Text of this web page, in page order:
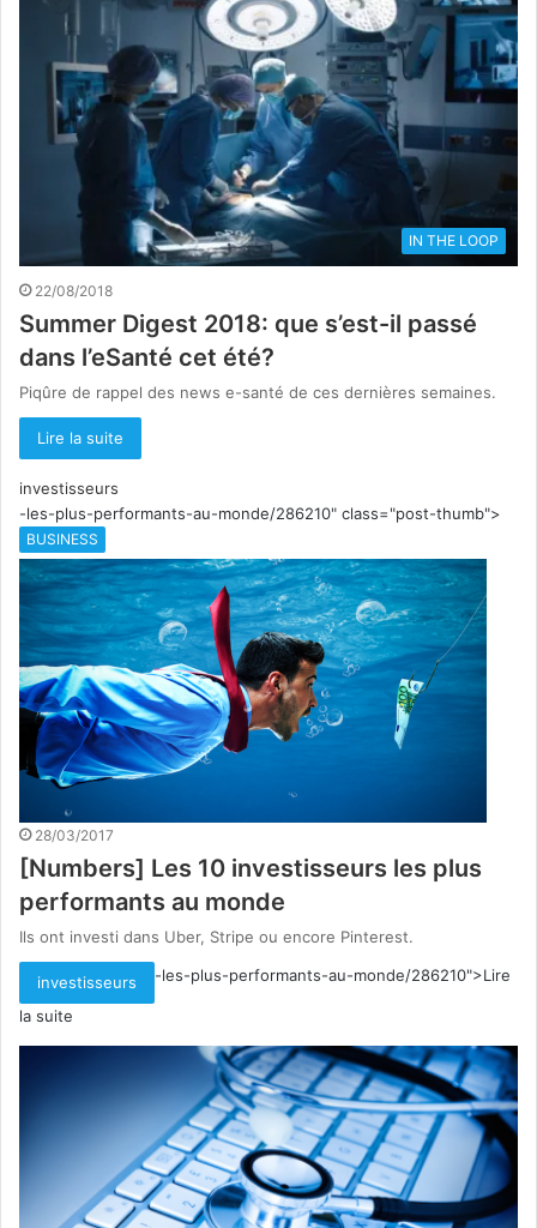
IN THE LOOP
22/08/2018
Summer Digest 2018: que s’est-il passé
dans l’eSanté cet été?
Piqûre de rappel des news e-santé de ces dernières semaines.
Lire la suite
investisseurs
-les-plus-performants-au-monde/286210" class="post-thumb">
BUSINESS
28/03/2017
[Numbers] Les 10 investisseurs les plus
performants au monde
Ils ont investi dans Uber, Stripe ou encore Pinterest.
investisseurs -les-plus-performants-au-monde/286210">Lire
la suite